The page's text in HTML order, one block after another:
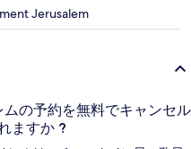
Jerusalem
の予約を無料でキャンセル
ますか ?